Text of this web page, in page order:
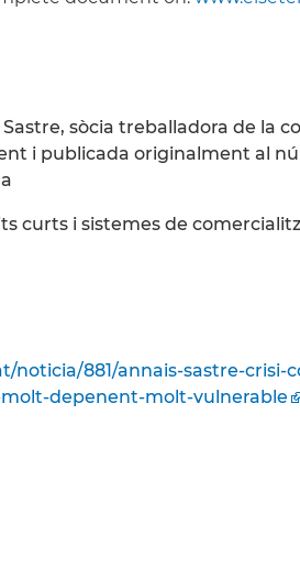
sòcia treballadora de la
i publicada originalment al
curts i sistemes de
noticia/881/annais-sastre-crisi-
depenent-molt-vulnerable